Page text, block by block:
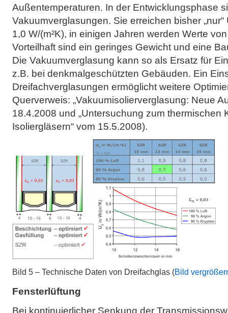
Außentemperaturen. In der Entwicklungsphase
Vakuumverglasungen. Sie erreichen bisher
1,0 W/(m²K), in einigen Jahren werden Werte
Vorteilhaft sind ein geringes Gewicht und eine
Die Vakuumverglasung kann so als Ersatz für
z.B. bei denkmalgeschützten Gebäuden. Ein
Dreifachverglasungen ermöglicht weitere
Querverweis: „Vakuumisolierverglasung: Neue
18.4.2008 und „Untersuchung zum thermischen
Isoliergläsern“ vom 15.5.2008).
Bild 5 – Technische Daten von Dreifachglas (Bild
Fensterlüftung
Bei kontinuierlicher Senkung der